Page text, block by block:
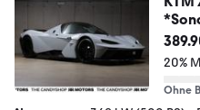
20%
Ohne